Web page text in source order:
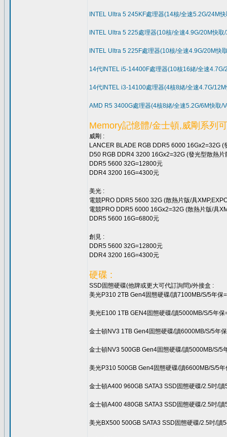
INTEL Ultra 5 245KF處理器(14核/全速5.2G/24M
INTEL Ultra 5 225處理器(10核/全速4.9G/20M快取
INTEL Ultra 5 225F處理器(10核/全速4.9G/20M快
14代INTEL i5-14400F處理器(10核16緒/全速4.7G/
14代INTEL i3-14100處理器(4核8緒/全速4.7G/
AMD R5 3400G處理器(4核8緒/全速5.2G/6M快取/
Memory記憶體/金士頓,威剛系列
威剛 :
LANCER BLADE RGB DDR5 6000 16Gx2=32G
D50 RGB DDR4 3200 16Gx2=32G (發光型散熱
DDR5 5600 32G=12800元
DDR4 3200 16G=4300元
美光 :
電競PRO DDR5 5600 32G (散熱片版/具
電競PRO DDR5 6000 16Gx2=32G (散熱片版/具
DDR5 5600 16G=6800元
創見 :
DDR5 5600 32G=12800元
DDR4 3200 16G=4300元
硬碟 :
SSD固態硬碟(他牌或更大可代訂詢問)/外接盒 :
美光P310 2TB Gen4固態硬碟/讀7100MB/S/5年保
美光E100 1TB GEN4固態硬碟/讀5000MB/S/5年保
金士頓NV3 1TB Gen4固態硬碟/讀6000MB/S/5年
金士頓NV3 500GB Gen4固態硬碟/讀5000MB/S/5
美光P310 500GB Gen4固態硬碟/讀6600MB/S/5
金士頓A400 960GB SATA3 SSD固態硬碟/2.5吋/
金士頓A400 480GB SATA3 SSD固態硬碟/2.5吋/
美光BX500 500GB SATA3 SSD固態硬碟/2.5吋/